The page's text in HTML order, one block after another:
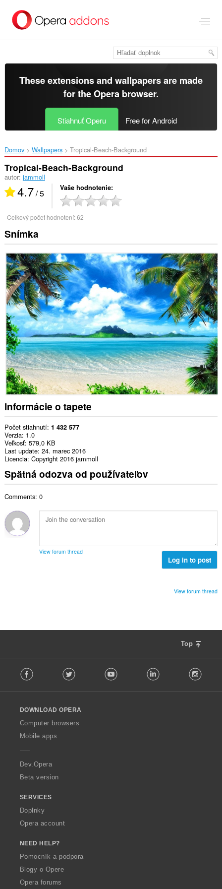
hlavný
These extensions and wallpapers are made
for theOpera browser.
Stiahnuť Operu Free for Android
Domov Wallpapers Tropical-Beach-Background‎
Tropical-Beach-Background
autor: jammoll
4.7/ 5 Vaše hodnotenie
Celkový počet hodnotení:62
Snímka
Informácie o tapete
Počet stiahnutí 1 432 577
Verzia 1.0
Veľkosť 579,0 KB
Last update 24. marec 2016
Licencia Copyright 2016 jammoll
Spätná odozva od používateľov
Comments: 0
View forum thread
Log in to post
View forum thread
Top
o
w
O
p
a
Facebook Twitter Youtube LinkedIn
DOWNLOAD OPERA
Computer browsers
Mobile apps
Dev.Opera
Beta version
SERVICES
Doplnky
Opera account
NEED HELP?
Pomocník a podpora
Blogy o Opere
Opera forums